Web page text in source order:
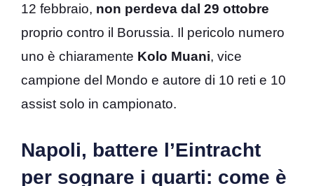
12 febbraio, non perdeva dal 29 ottobre
proprio contro il Borussia. Il pericolo numero
uno è chiaramente Kolo Muani, vice
campione del Mondo e autore di 10 reti e 10
assist solo in campionato.
Napoli, battere l’Eintracht
per sognare i quarti: come è